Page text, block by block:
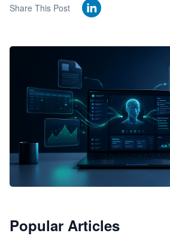
Share This Post
JimoClaw 桌面 AI Agent 工作台
Popular Articles